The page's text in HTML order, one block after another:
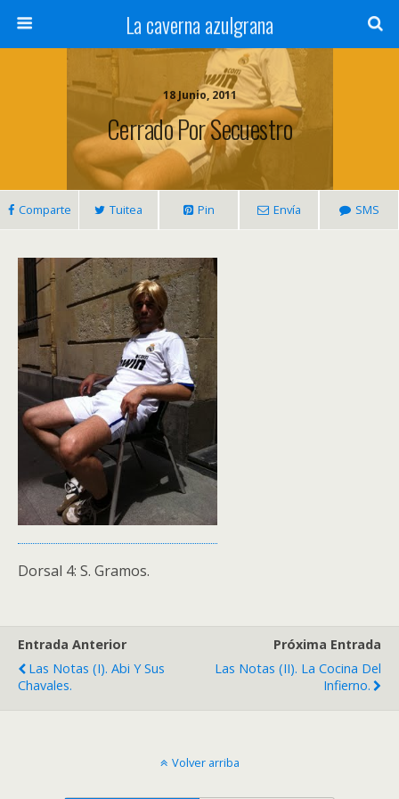
La caverna azulgrana
18 Junio, 2011
Cerrado Por Secuestro
Comparte Tuitea Pin Envía SMS
Dorsal 4: S. Gramos.
Entrada Anterior
Las Notas (I). Abi Y Sus
Chavales.
Próxima Entrada
Las Notas (II). La Cocina Del
Infierno.
Volver arriba